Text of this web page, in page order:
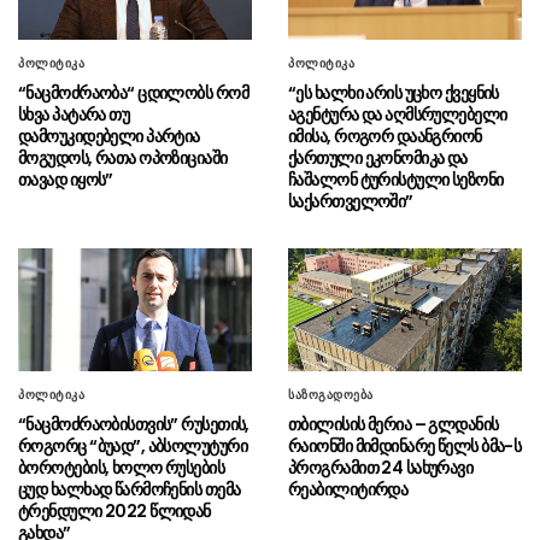
06.08 - 12:43სუს-ის ანტიკორუფციულმა
სააგენტომ კომერციული მოსყიდვისა და
ყალბი ოფიციალური დოკუმენტის დამზადების
ფაქტზე საქართველოს 3 მოქალაქე დააკავა
06.08 - 12:37რუსეთის შეიარაღებულმა
ძალებმა დრონებით იერიში მიიტანეს
ხარკოვის ოლქზე, არის მსხვერპლი
06.08 - 12:32ლაშა აბაშიძე​ – თბილისი-
ბათუმის და ბათუმი-თბილისის სარკინიგზო
ხაზზე მგზავრობის დრო ოთხ საათამდე
შემცირდა
06.08 - 12:30“მოლდოვის ხელისუფლებას
აქვს უფლება მკაცრად აღკვეთოს სიძულვილის
ენა ინტერნეტში, საქართველოს
ხელისუფლებას ამის უფლება თურმე არ უნდა
ჰქონდეს”
06.08 - 12:25დონალდ ტრამპი – აშშ-ს აქვს
პოლიტიკა
“ნაცმოძრაობა“ ცდილობს რომ
სხვა პატარა თუ
დამოუკიდებელი პარტია
მოგუდოს, რათა ოპოზიციაში
თავად იყოს”
პოლიტიკა
“ეს ხალხი არის უცხო ქვეყნის
აგენტურა და აღმსრულებელი
იმისა, როგორ დაანგრიონ
ქართული ეკონომიკა და
ჩაშალონ ტურისტული სეზონი
საქართველოში”
პოლიტიკა
“ნაცმოძრაობისთვის” რუსეთის,
როგორც “ბუად”, აბსოლუტური
ბოროტების, ხოლო რუსების
ცუდ ხალხად წარმოჩენის თემა
ტრენდული 2022 წლიდან
გახდა”
საზოგადოება
თბილისის მერია – გლდანის
რაიონში მიმდინარე წელს ბმა-ს
პროგრამით 24 სახურავი
რეაბილიტირდა